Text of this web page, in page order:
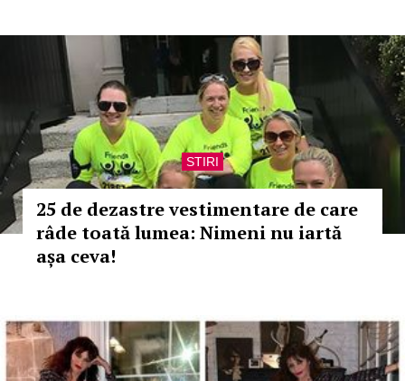
STIRI
25 de dezastre vestimentare de care
râde toată lumea: Nimeni nu iartă
așa ceva!